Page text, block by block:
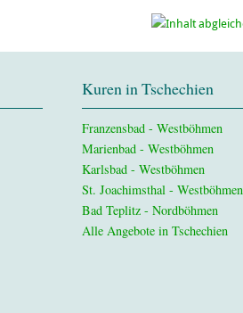
Kuren in Tschechien
Franzensbad - Westböhmen
Marienbad - Westböhmen
Karlsbad - Westböhmen
St. Joachimsthal - Westböhmen
Bad Teplitz - Nordböhmen
Alle Angebote in Tschechien